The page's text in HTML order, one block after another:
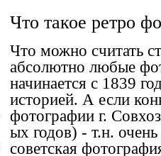
Что такое ретро
Что можно считать
абсолютно любые
начинается с 1839
историей. А если
фотографии г.
ых годов) - т.н.
советская